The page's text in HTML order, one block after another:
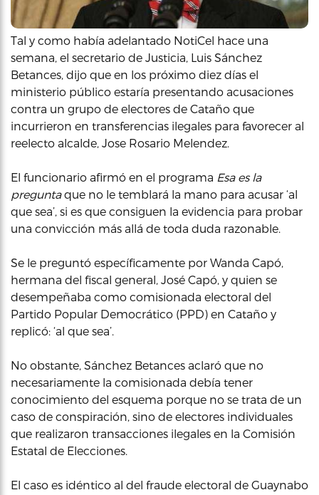
Tal y como había adelantado NotiCel hace una
semana, el secretario de Justicia, Luis Sánchez
Betances, dijo que en los próximo diez días el
ministerio público estaría presentando acusaciones
contra un grupo de electores de Cataño que
incurrieron en transferencias ilegales para favorecer al
reelecto alcalde, Jose Rosario Melendez.
El funcionario afirmó en el programa Esa es la
preguntaque no le temblará la mano para acusar ‘al
que sea’, si es que consiguen la evidencia para probar
una convicción más allá de toda duda razonable.
Se le preguntó específicamente por Wanda Capó,
hermana del fiscal general, José Capó, y quien se
desempeñaba como comisionada electoral del
Partido Popular Democrático (PPD) en Cataño y
replicó: ‘al que sea’.
No obstante, Sánchez Betances aclaró que no
necesariamente la comisionada debía tener
conocimiento del esquema porque no se trata de un
caso de conspiración, sino de electores individuales
que realizaron transacciones ilegales en la Comisión
Estatal de Elecciones.
El caso es idéntico al del fraude electoral de Guaynabo